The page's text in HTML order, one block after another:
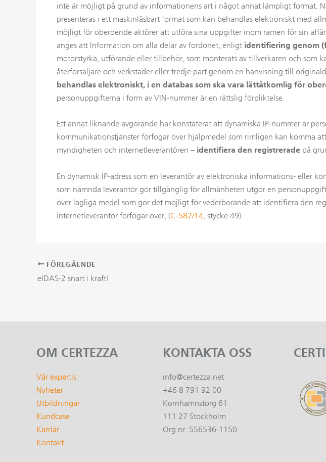
inte är möjligt på grund av informationens art i något annat lämpligt format.
presenteras i ett maskinläsbart format som kan behandlas elektroniskt med
möjligt för oberoende aktörer att utföra sina uppgifter inom ramen för sin
anges att Information om alla delar av fordonet, enligt identifiering genom
motorstyrka, utförande eller tillbehör, som monterats av tillverkaren och som
återförsäljare och verkstäder eller tredje part genom en hänvisning till
behandlas elektroniskt, i en databas som ska vara lättåtkomlig för
personuppgifterna i form av VIN-nummer är en rättslig förpliktelse.
Ett annat liknande avgörande har konstaterat att dynamiska IP-nummer är
kommunikationstjänster förfogar över hjälpmedel som rimligen kan komma
myndigheten och internetleverantören – identifiera den registrerade på
En dynamisk IP-adress som en leverantör av elektroniska informations- eller
som nämnda leverantör gör tillgänglig för allmänheten utgör en
över lagliga medel som gör det möjligt för vederbörande att identifiera den
internetleverantör förfogar över, (C-582/14 , stycke 49).
Inläggsnavigering
FÖREGÅENDE
eIDAS-2 snart i kraft!
OM CERTEZZA
Vår expertis
Nyheter
Utbildningar
Kundcase
Karriär
Kontakt
KONTAKTA OSS
info@certezza.net
+46 8 791 92 00
Kornhamnstorg 61
111 27 Stockholm
Org nr. 556536-1150